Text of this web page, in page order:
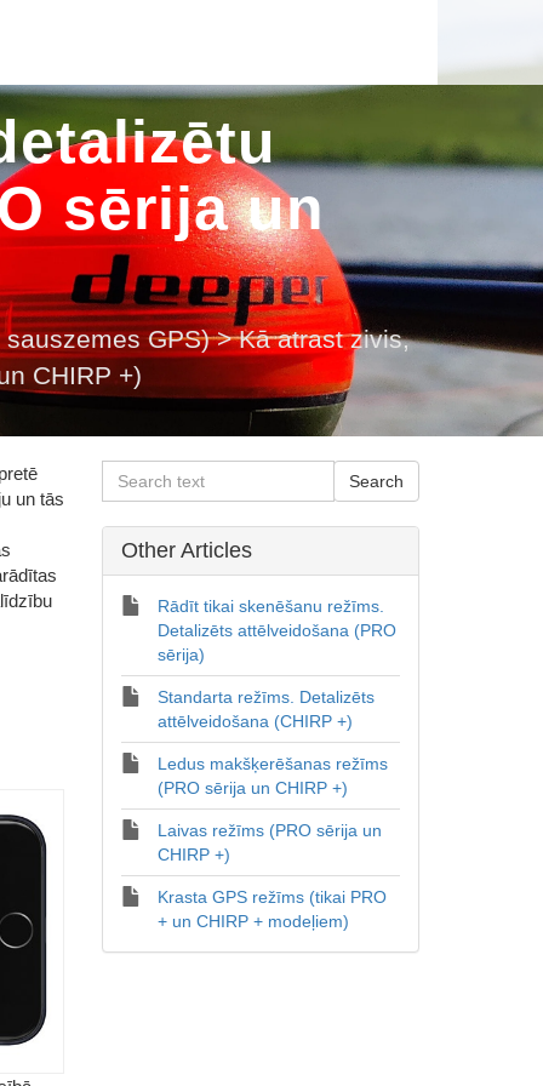
sērija un
sauszemes GPS)> Kā atrast zivis,
CHIRP +)
un tās
Other Articles
Rādīt tikai skenēšanu režīms.
Detalizēts attēlveidošana (PRO
sērija)
Standarta režīms. Detalizēts
attēlveidošana (CHIRP +)
Ledus makšķerēšanas režīms
(PRO sērija un CHIRP +)
Laivas režīms (PRO sērija un
CHIRP +)
Krasta GPS režīms (tikai PRO
+ un CHIRP + modeļiem)